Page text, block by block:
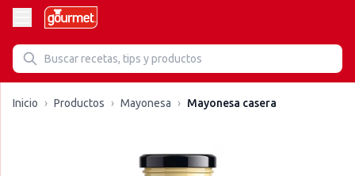
Inicio › Productos › Mayonesa › Mayonesa casera